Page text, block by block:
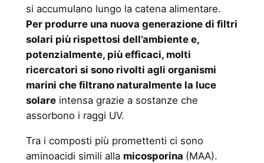
si accumulano lungo la catena alimentare.
Per produrre una nuova generazione di filtri
solari più rispettosi dell’ambiente e,
potenzialmente, più efficaci, molti
ricercatori si sono rivolti agli organismi
marini che filtrano naturalmente la luce
solareintensa grazie a sostanze che
assorbono i raggi UV.
Tra i composti più promettenti ci sono
aminoacidi simili alla micosporina (MAA).